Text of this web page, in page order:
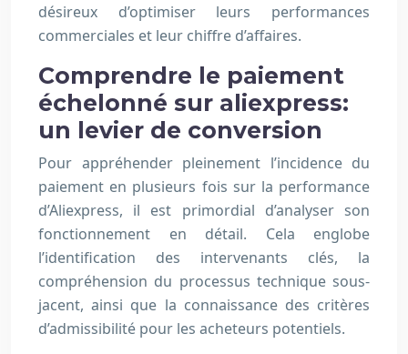
désireux d’optimiser leurs performances
commerciales et leur chiffre d’affaires.
Comprendre le paiement
échelonné sur aliexpress:
un levier de conversion
Pour appréhender pleinement l’incidence du
paiement en plusieurs fois sur la performance
d’Aliexpress, il est primordial d’analyser son
fonctionnement en détail. Cela englobe
l’identification des intervenants clés, la
compréhension du processus technique sous-
jacent, ainsi que la connaissance des critères
d’admissibilité pour les acheteurs potentiels.